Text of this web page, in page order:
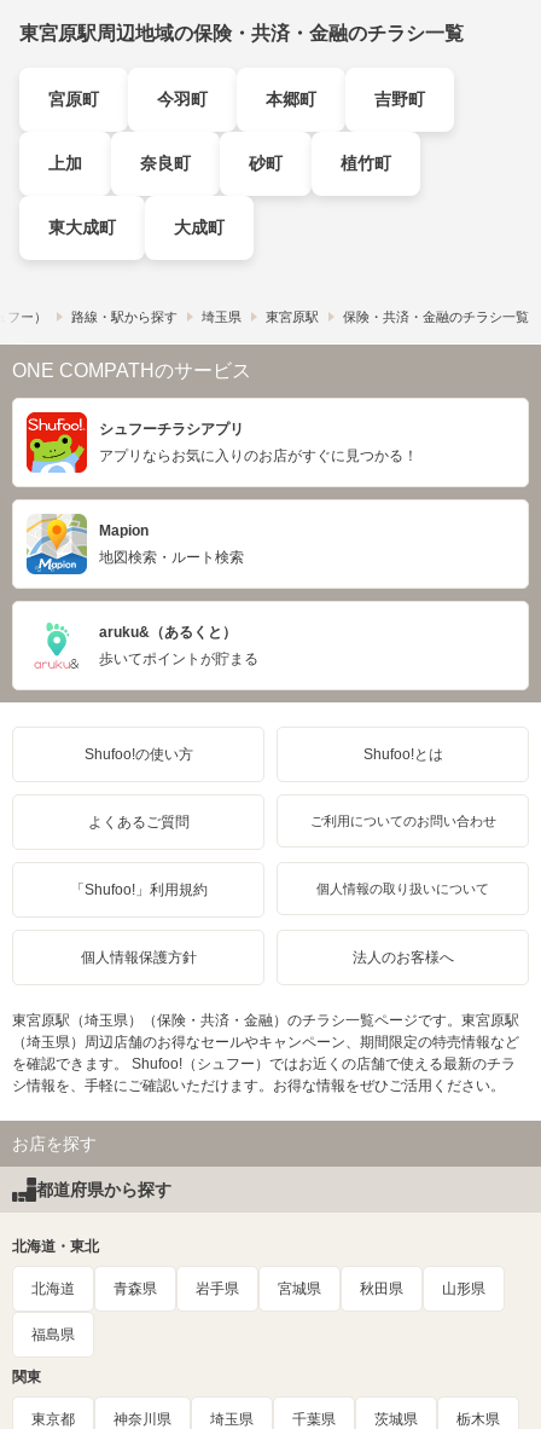
東宮原駅周辺地域の保険・共済・金融のチラシ一覧
宮原町 今羽町 本郷町 吉野町
上加 奈良町 砂町 植竹町
東大成町 大成町
ー） 路線・駅から探す 埼玉県 東宮原駅 保険・共済・金融のチラシ一覧
ONE COMPATHのサービス
シュフーチラシアプリ
アプリならお気に入りのお店がすぐに見つかる！
Mapion
地図検索・ルート検索
aruku&（あるくと）
歩いてポイントが貯まる
Shufoo!の使い方 Shufoo!とは
よくあるご質問 ご利用についてのお問い合わせ
「Shufoo!」利用規約 個人情報の取り扱いについて
個人情報保護方針 法人のお客様へ
東宮原駅（埼玉県）（保険・共済・金融）のチラシ一覧ページです。東宮原駅
（埼玉県）周辺店舗のお得なセールやキャンペーン、期間限定の特売情報など
を確認できます。 Shufoo!（シュフー）ではお近くの店舗で使える最新のチラ
シ情報を、手軽にご確認いただけます。お得な情報をぜひご活用ください。
お店を探す
都道府県から探す
北海道・東北
北海道 青森県 岩手県 宮城県 秋田県 山形県
福島県
関東
東京都 神奈川県 埼玉県 千葉県 茨城県 栃木県